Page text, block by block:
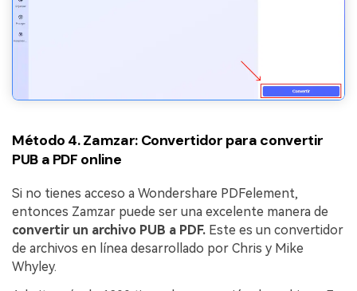
Método 4. Zamzar: Convertidor para convertir
PUB a PDF online
Si no tienes acceso a Wondershare PDFelement,
entonces Zamzar puede ser una excelente manera de
convertir un archivo PUB a PDF. Este es un convertidor
de archivos en línea desarrollado por Chris y Mike
Whyley.